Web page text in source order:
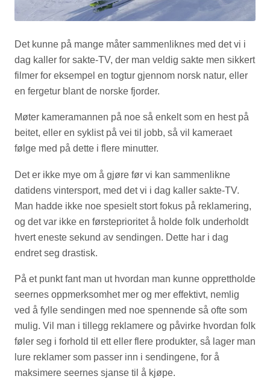
Det kunne på mange måter sammenliknes med det vi i
dag kaller for sakte-TV, der man veldig sakte men sikkert
filmer for eksempel en togtur gjennom norsk natur, eller
en fergetur blant de norske fjorder.
Møter kameramannen på noe så enkelt som en hest på
beitet, eller en syklist på vei til jobb, så vil kameraet
følge med på dette i flere minutter.
Det er ikke mye om å gjøre før vi kan sammenlikne
datidens vintersport, med det vi i dag kaller sakte-TV.
Man hadde ikke noe spesielt stort fokus på reklamering,
og det var ikke en førsteprioritet å holde folk underholdt
hvert eneste sekund av sendingen. Dette har i dag
endret seg drastisk.
På et punkt fant man ut hvordan man kunne opprettholde
seernes oppmerksomhet mer og mer effektivt, nemlig
ved å fylle sendingen med noe spennende så ofte som
mulig. Vil man i tillegg reklamere og påvirke hvordan folk
føler seg i forhold til ett eller flere produkter, så lager man
lure reklamer som passer inn i sendingene, for å
maksimere seernes sjanse til å kjøpe.